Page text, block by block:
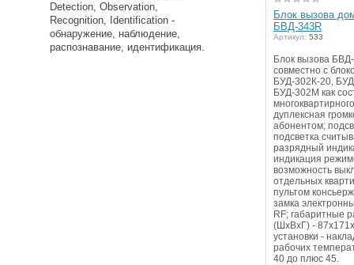
Detection, Observation,
Recognition, Identification -
обнаружение, наблюдение,
распознавание, идентификация.
Блок вызова
БВД-343R
Артикул: 533
Блок вызова
совместно с
БУД-302К-20,
БУД-302М как
дуплексная
абонентом;
подсветка
разрядный
индикация
возможность
отдельных
пультом
замка
RF; габаритные
(ШхВхГ) -
установки -
рабочих
40 до плюс 45.